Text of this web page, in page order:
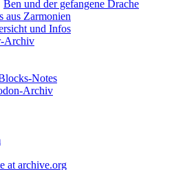
Ben und der gefangene Drache
aus Zarmonien
und Infos
Archiv
Notes
Archiv
at archive.org